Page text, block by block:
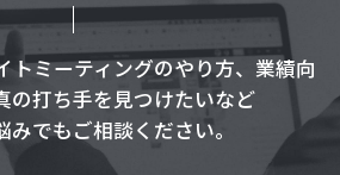
トミーティングのやり方、業績向
の打ち手を見つけたいなど
みでもご相談ください。